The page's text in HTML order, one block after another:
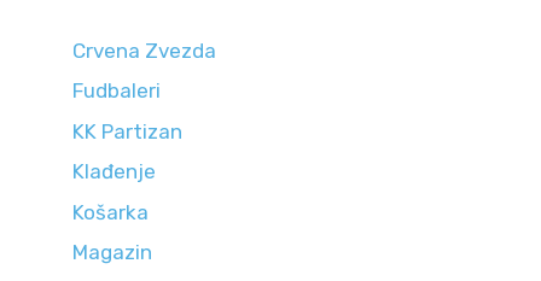
Crvena Zvezda
Fudbaleri
KK Partizan
Klađenje
Košarka
Magazin